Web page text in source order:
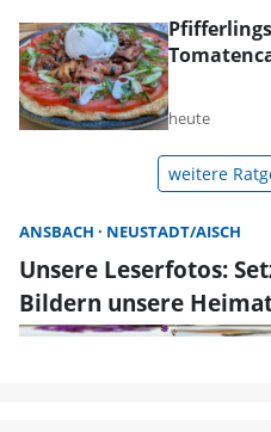
heute
weitere
ANSBACH NEUSTADT/AISCH
Unsere Leserfotos:
Bildern unsere